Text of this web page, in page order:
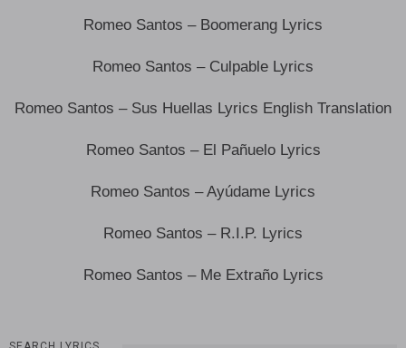
Romeo Santos – Boomerang Lyrics
Romeo Santos – Culpable Lyrics
Romeo Santos – Sus Huellas Lyrics English Translation
Romeo Santos – El Pañuelo Lyrics
Romeo Santos – Ayúdame Lyrics
Romeo Santos – R.I.P. Lyrics
Romeo Santos – Me Extraño Lyrics